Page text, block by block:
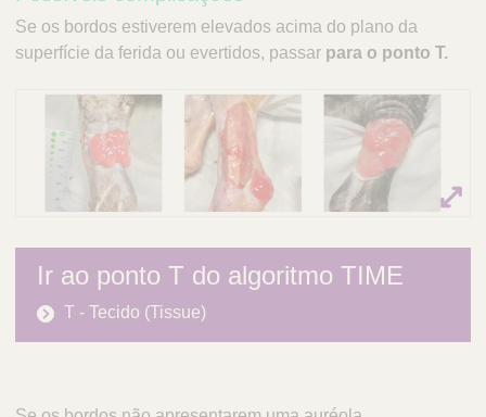
Se os bordos estiverem elevados acima do plano da
superfície da ferida ou evertidos, passar para o ponto T.
Ir ao ponto T do algoritmo TIME
T - Tecido (Tissue)